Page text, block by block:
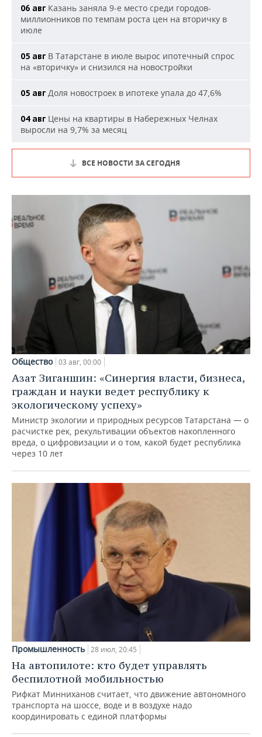
06 авг Казань заняла 9-е место среди городов-
миллионников по темпам роста цен на вторичку в
июле
05 авг В Татарстане в июле вырос ипотечный спрос
на «вторичку» и снизился на новостройки
05 авг Доля новостроек в ипотеке упала до 47,6%
04 авг Цены на квартиры в Набережных Челнах
выросли на 9,7% за месяц
ВСЕ НОВОСТИ ЗА СЕГОДНЯ
Общество 03 авг, 00:00
Азат Зиганшин: «Синергия власти, бизнеса,
граждан и науки ведет республику к
экологическому успеху»
Министр экологии и природных ресурсов Татарстана — о
расчистке рек, рекультивации объектов накопленного
вреда, о цифровизации и о том, какой будет республика
через 10 лет
Промышленность 28 июл, 20:45
На автопилоте: кто будет управлять
беспилотной мобильностью
Рифкат Минниханов считает, что движение автономного
транспорта на шоссе, воде и в воздухе надо
координировать с единой платформы